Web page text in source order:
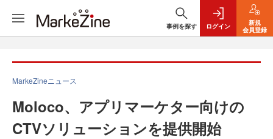
事例を探す ログイン
新規
会員登録
MarkeZineニュース
Moloco、アプリマーケター向けの
CTVソリューションを提供開始